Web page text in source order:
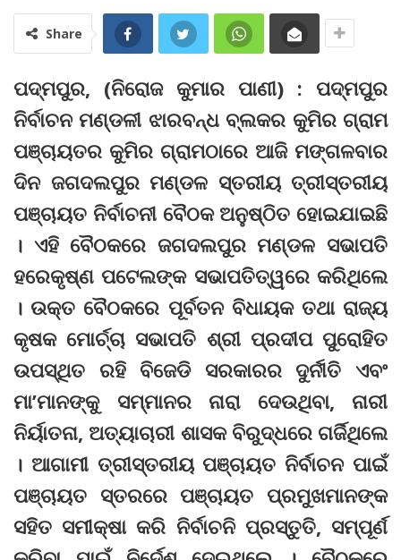
Share
ପଦ୍ମପୁର, (ନିରୋଜ କୁମାର ପାଣୀ) : ପଦ୍ମପୁର
ନିର୍ବାଚନ ମଣ୍ଡଳୀ ଝାରବନ୍ଧ ବ୍ଲକର କୁମିର ଗ୍ରାମ
ପଞ୍ଚାୟତର କୁମିର ଗ୍ରାମଠାରେ ଆଜି ମଙ୍ଗଳବାର
ଦିନ ଜଗଦଲପୁର ମଣ୍ଡଳ ସ୍ତରୀୟ ତ୍ରୀସ୍ତରୀୟ
ପଞ୍ଚାୟତ ନିର୍ବାଚନୀ ବୈଠକ ଅନୁଷ୍ଠିତ ହୋଇଯାଇଛି
। ଏହି ବୈଠକରେ ଜଗଦଲପୁର ମଣ୍ଡଳ ସଭାପତି
ହରେକୃଷ୍ଣ ପଟେଲଙ୍କ ସଭାପତିତ୍ୱରେ କରିଥିଲେ
। ଉକ୍ତ ବୈଠକରେ ପୂର୍ବତନ ବିଧାୟକ ତଥା ରାଜ୍ୟ
କୃଷକ ମୋର୍ଚ୍ଚା ସଭାପତି ଶ୍ରୀ ପ୍ରଦୀପ ପୁରୋହିତ
ଉପସ୍ଥିତ ରହି ବିଜେଡି ସରକାରର ଦୁର୍ନୀତି ଏବଂ
ମା’ମାନଙ୍କୁ ସମ୍ମାନର ନାରା ଦେଉଥିବା, ନାରୀ
ନିର୍ୟାତନା, ଅତ୍ୟାଚାରୀ ଶାସକ ବିରୁଦ୍ଧରେ ଗର୍ଜିଥିଲେ
। ଆଗାମୀ ତ୍ରୀସ୍ତରୀୟ ପଞ୍ଚାୟତ ନିର୍ବାଚନ ପାଇଁ
ପଞ୍ଚାୟତ ସ୍ତରରେ ପଞ୍ଚାୟତ ପ୍ରମୁଖମାନଙ୍କ
ସହିତ ସମୀକ୍ଷା କରି ନିର୍ବାଚନି ପ୍ରସ୍ତୁତି, ସମ୍ପୂର୍ଣ